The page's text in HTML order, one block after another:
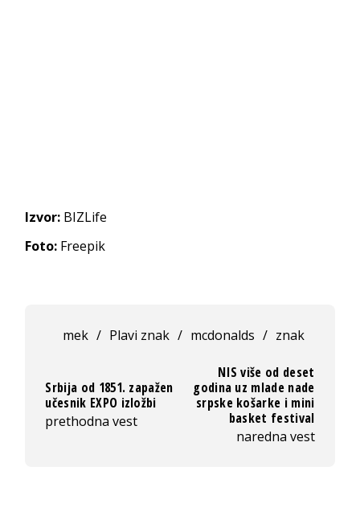
Izvor: BIZLife
Foto: Freepik
mek / Plavi znak / mcdonalds / znak
Srbija od 1851. zapažen
učesnik EXPO izložbi
prethodna vest
NIS više od deset
godina uz mlade nade
srpske košarke i mini
basket festival
naredna vest